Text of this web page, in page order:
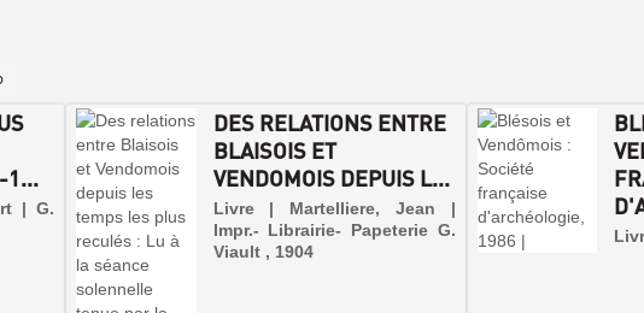
DES RELATIONS ENTRE
BLAISOIS ET
VENDOMOIS DEPUIS L...
Livre | Martelliere, Jean |
Impr.- Librairie- Papeterie G.
Viault , 1904
1...
| G.